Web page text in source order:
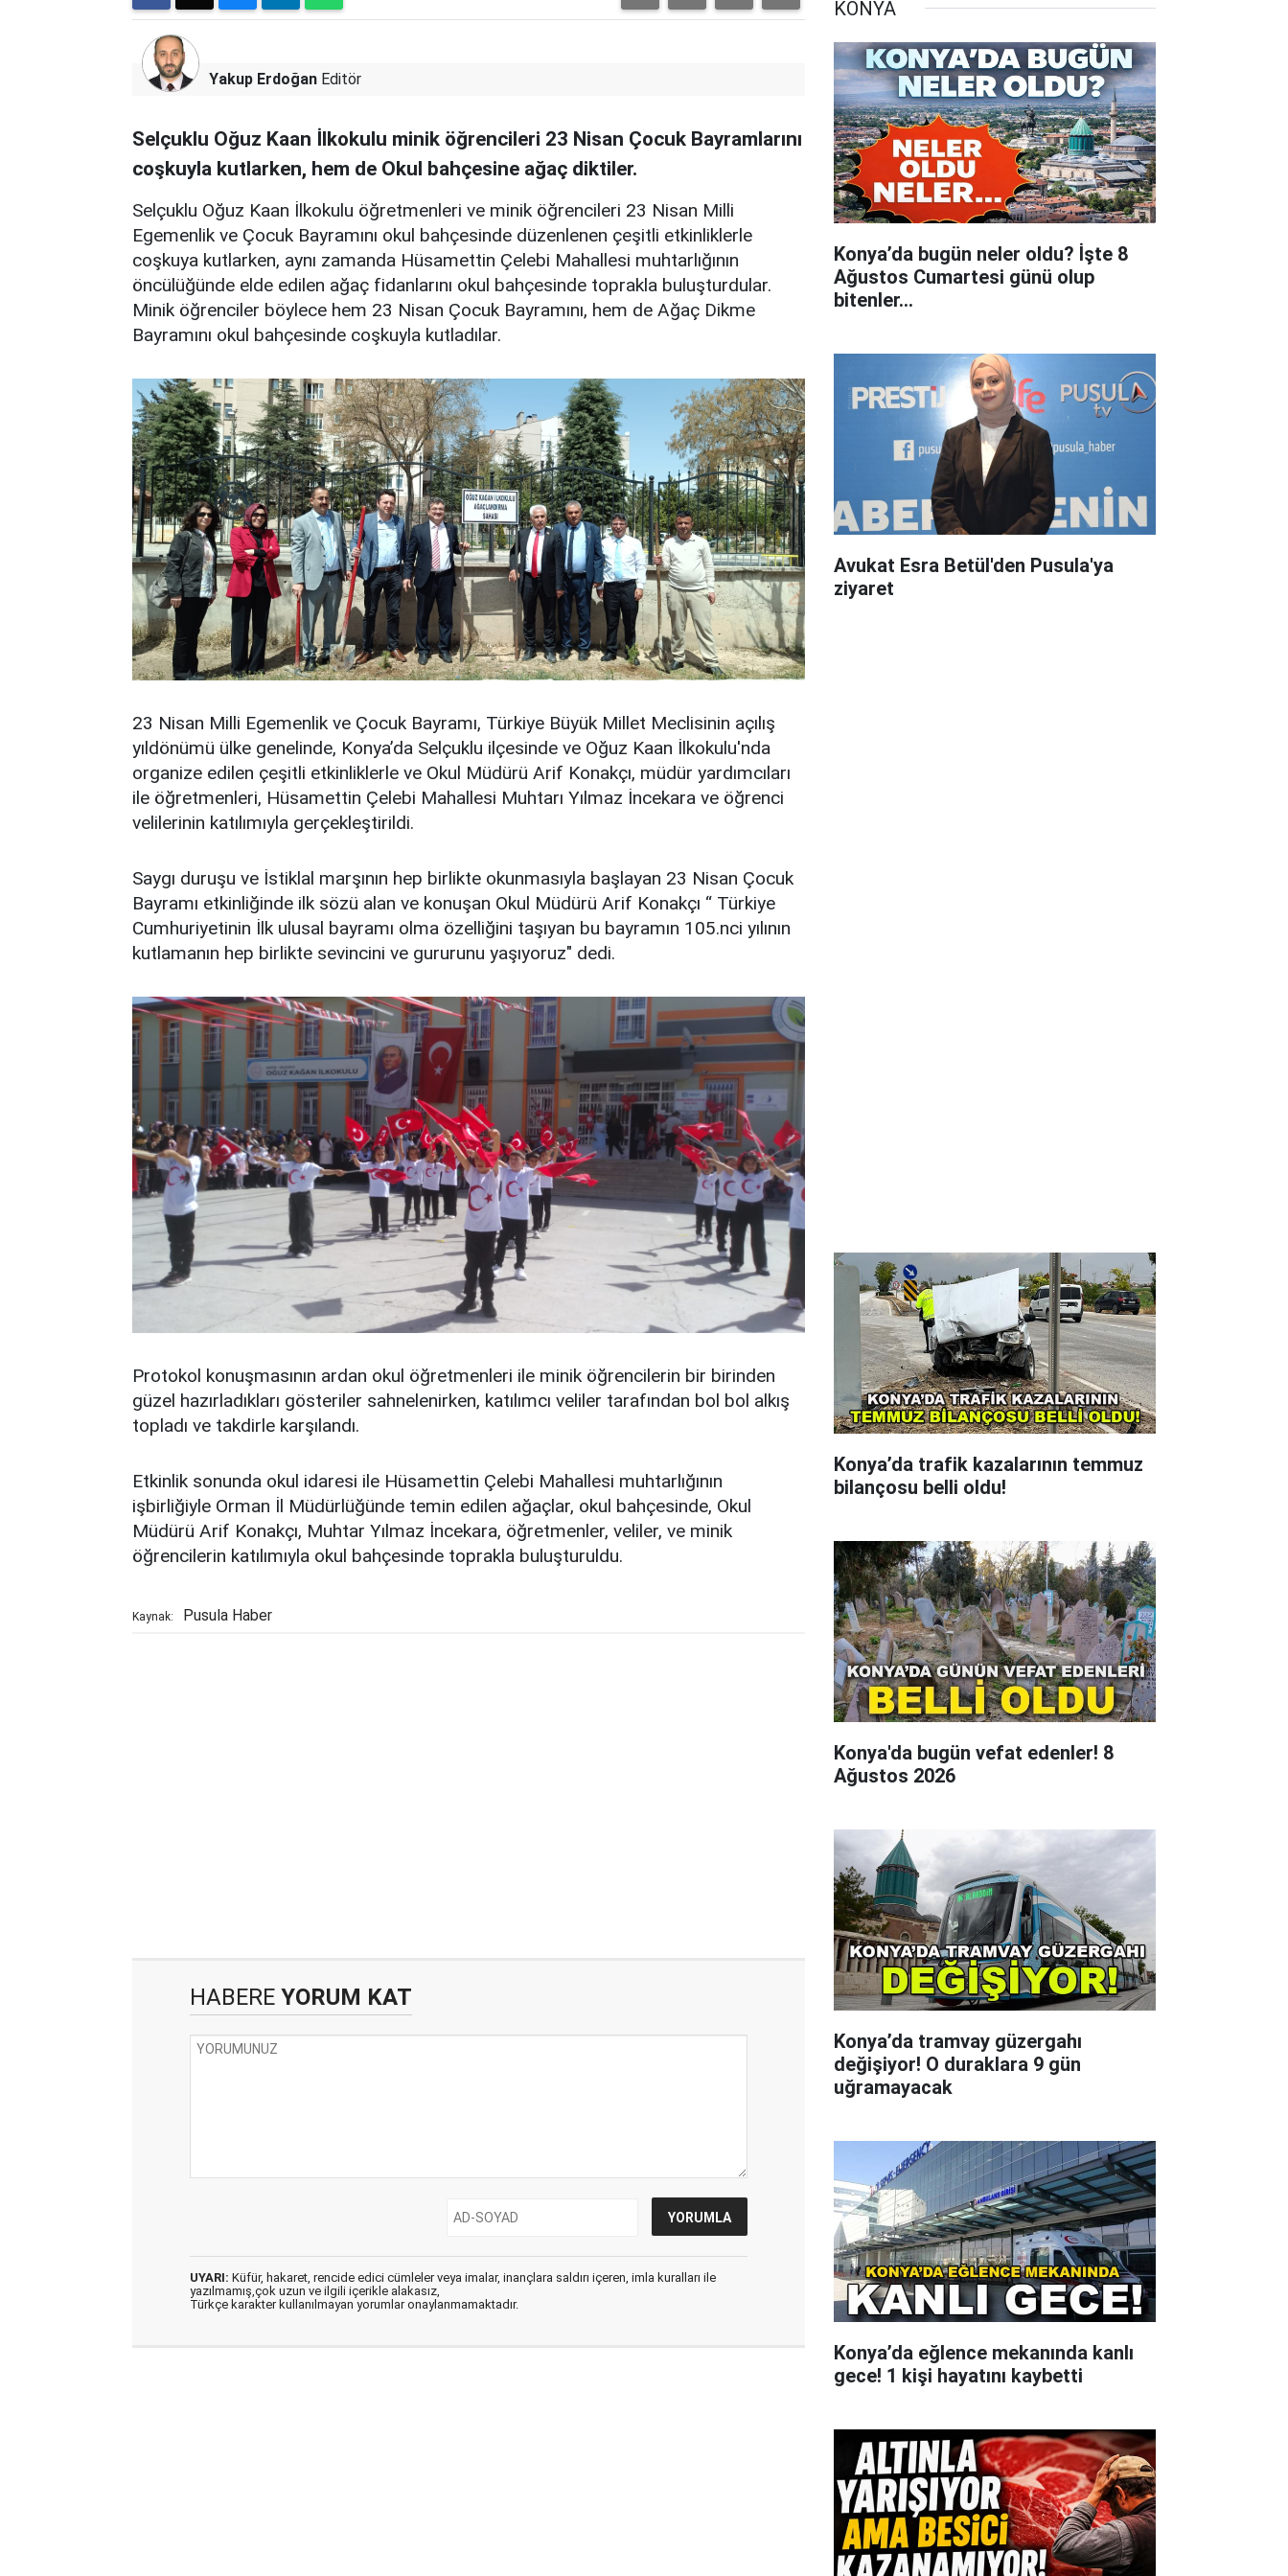
Yakup Erdoğan Editör
Selçuklu Oğuz Kaan İlkokulu minik öğrencileri 23 Nisan Çocuk Bayramlarını
coşkuyla kutlarken, hem de Okul bahçesine ağaç diktiler.
Selçuklu Oğuz Kaan İlkokulu öğretmenleri ve minik öğrencileri 23 Nisan Milli
Egemenlik ve Çocuk Bayramını okul bahçesinde düzenlenen çeşitli etkinliklerle
coşkuya kutlarken, aynı zamanda Hüsamettin Çelebi Mahallesi muhtarlığının
öncülüğünde elde edilen ağaç fidanlarını okul bahçesinde toprakla buluşturdular.
Minik öğrenciler böylece hem 23 Nisan Çocuk Bayramını, hem de Ağaç Dikme
Bayramını okul bahçesinde coşkuyla kutladılar.
23 Nisan Milli Egemenlik ve Çocuk Bayramı, Türkiye Büyük Millet Meclisinin açılış
yıldönümü ülke genelinde, Konya’da Selçuklu ilçesinde ve Oğuz Kaan İlkokulu'nda
organize edilen çeşitli etkinliklerle ve Okul Müdürü Arif Konakçı, müdür yardımcıları
ile öğretmenleri, Hüsamettin Çelebi Mahallesi Muhtarı Yılmaz İncekara ve öğrenci
velilerinin katılımıyla gerçekleştirildi.
Saygı duruşu ve İstiklal marşının hep birlikte okunmasıyla başlayan 23 Nisan Çocuk
Bayramı etkinliğinde ilk sözü alan ve konuşan Okul Müdürü Arif Konakçı “ Türkiye
Cumhuriyetinin İlk ulusal bayramı olma özelliğini taşıyan bu bayramın 105.nci yılının
kutlamanın hep birlikte sevincini ve gururunu yaşıyoruz" dedi.
Protokol konuşmasının ardan okul öğretmenleri ile minik öğrencilerin bir birinden
güzel hazırladıkları gösteriler sahnelenirken, katılımcı veliler tarafından bol bol alkış
topladı ve takdirle karşılandı.
Etkinlik sonunda okul idaresi ile Hüsamettin Çelebi Mahallesi muhtarlığının
işbirliğiyle Orman İl Müdürlüğünde temin edilen ağaçlar, okul bahçesinde, Okul
Müdürü Arif Konakçı, Muhtar Yılmaz İncekara, öğretmenler, veliler, ve minik
öğrencilerin katılımıyla okul bahçesinde toprakla buluşturuldu.
Kaynak: Pusula Haber
HABERE YORUM KAT
UYARI: Küfür, hakaret, rencide edici cümleler veya imalar, inançlara saldırı içeren, imla kuralları ile
yazılmamış,çok uzun ve ilgili içerikle alakasız,
Türkçe karakter kullanılmayan yorumlar onaylanmamaktadır.
KONYA
Konya’da bugün neler oldu? İşte 8
Ağustos Cumartesi günü olup
bitenler…
Avukat Esra Betül'den Pusula'ya
ziyaret
Konya’da trafik kazalarının temmuz
bilançosu belli oldu!
Konya'da bugün vefat edenler! 8
Ağustos 2026
Konya’da tramvay güzergahı
değişiyor! O duraklara 9 gün
uğramayacak
Konya’da eğlence mekanında kanlı
gece! 1 kişi hayatını kaybetti